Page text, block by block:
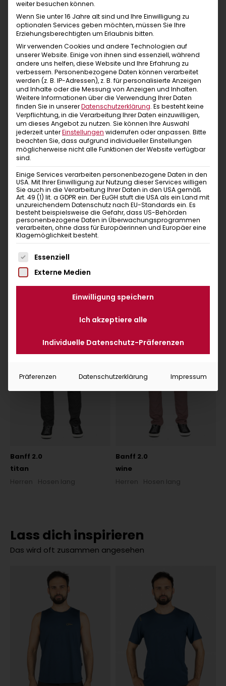
Marketingtrommel zu rühren! Das bedeutet für uns
gelebte Nachhaltigkeit.
Also nichts wie ab in die Berge. Reinschlüpfen,
wohlfühlen – einfach Chillaz!
Ähnliche Produkte
Das könnte dir auch gefallen
Banff 2.0
Hosen kurz
Herren Hosen 3/4
Banff 2.0
titan
Herren
Hosen lang
Banff 2.0
wine
Herren
Hosen lang
Lass dich inspirieren
Das wird oft zusammen angesehen
weiter besuchen können.
Wenn Sie unter 16 Jahre alt sind und Ihre Einwilligung zu
optionalen Services geben möchten, müssen Sie Ihre
Erziehungsberechtigten um Erlaubnis bitten.
Wir verwenden Cookies und andere Technologien auf
unserer Website. Einige von ihnen sind essenziell, während
andere uns helfen, diese Website und Ihre Erfahrung zu
verbessern. Personenbezogene Daten können verarbeitet
werden (z. B. IP-Adressen), z. B. für personalisierte Anzeigen
und Inhalte oder die Messung von Anzeigen und Inhalten.
Weitere Informationen über die Verwendung Ihrer Daten
finden Sie in unsererDatenschutzerklärung. Es besteht keine
Verpflichtung, in die Verarbeitung Ihrer Daten einzuwilligen,
um dieses Angebot zu nutzen. Sie können Ihre Auswahl
jederzeit unterEinstellungen widerrufen oder anpassen. Bitte
beachten Sie, dass aufgrund individueller Einstellungen
möglicherweise nicht alle Funktionen der Website verfügbar
sind.
Einige Services verarbeiten personenbezogene Daten in den
USA. Mit Ihrer Einwilligung zur Nutzung dieser Services willigen
Sie auch in die Verarbeitung Ihrer Daten in den USA gemäß
Art. 49 (1) lit. a GDPR ein. Der EuGH stuft die USA als ein Land mit
unzureichendem Datenschutz nach EU-Standards ein. Es
besteht beispielsweise die Gefahr, dass US-Behörden
personenbezogene Daten in Überwachungsprogrammen
verarbeiten, ohne dass für Europäerinnen und Europäer eine
Klagemöglichkeit besteht.
Es folgt eine Liste der Service-Gruppen, für die eine
Essenziell
Externe Medien
Einwilligung speichern
Ich akzeptiere alle
Individuelle Datenschutz-Präferenzen
Präferenzen Datenschutzerklärung Impressum